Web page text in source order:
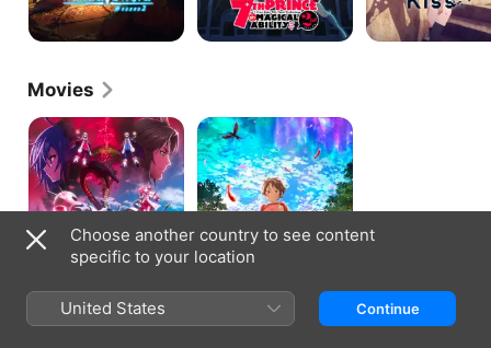
맘
대
로
연
마
합
니
다
Movies
For
Whom
The
Alchemist
Exists
Monster
Strike
The
Movie
Choose another country to see content
specific to your location
United States Continue